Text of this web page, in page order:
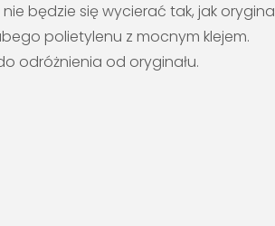
nie będzie się wycierać tak, jak
polietylenu z mocnym klejem.
odróżnienia od oryginału.